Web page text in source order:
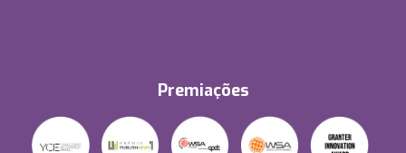
Premiações